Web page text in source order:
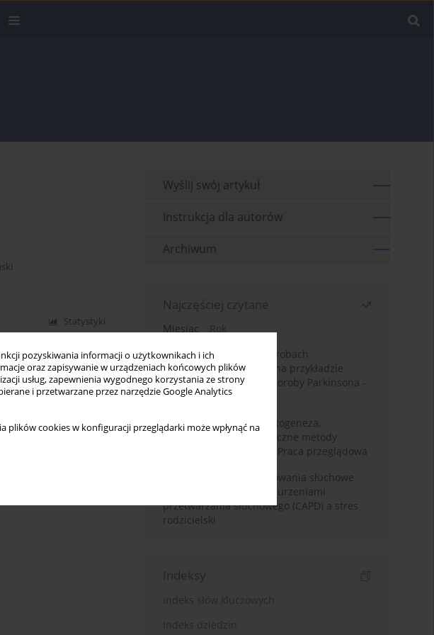
pozyskiwania informacji o użytkownikach i ich
oraz zapisywanie w urządzeniach końcowych plików
usług, zapewnienia wygodnego korzystania ze strony
i przetwarzane przez narzędzie Google Analytics
plików cookies w konfiguracji przeglądarki może wpłynąć na
Statystyki
Wyślij swój artykuł
Instrukcja dla autorów
Archiwum
Najczęściej czytane
Miesiąc
Rok
Badanie zmysłów w chorobach
neurodegeneracyjnych na przykładzie
choroby Alzheimera i choroby Parkinsona -
przegląd literatury
Choroba Meniere’a – patogeneza,
diagnostyka, niechirurgiczne metody
leczenia i kontrowersje. Praca przeglądowa
Relacje rodzinne i zachowania słuchowe
dzieci z centralnymi zaburzeniami
przetwarzania słuchowego (CAPD) a stres
rodzicielski
Indeksy
Indeks słów kluczowych
Indeks dziedzin